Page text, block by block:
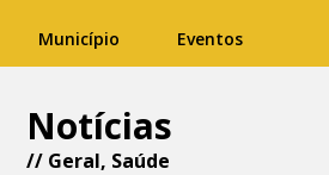
Município Eventos
Notícias
// Geral, Saúde